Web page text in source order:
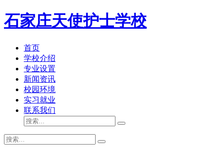
石家庄天使护士学校
首页
学校介绍
专业设置
新闻资讯
校园环境
实习就业
联系我们